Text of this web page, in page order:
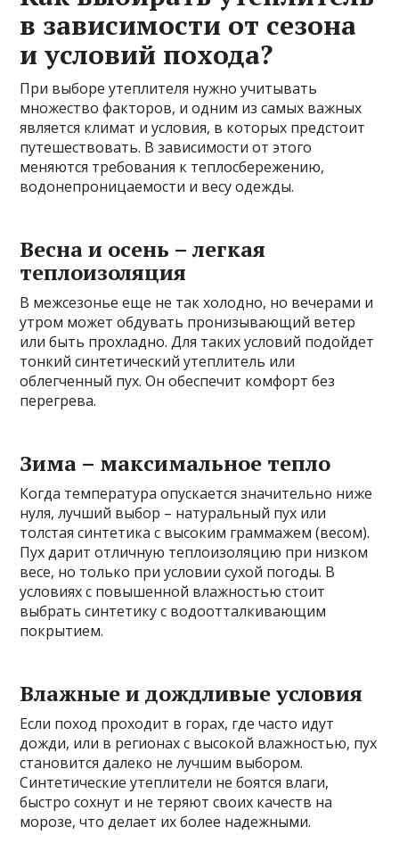
в зависимости от сезона
и условий похода?
При выборе утеплителя нужно учитывать
множество факторов, и одним из самых важных
является климат и условия, в которых предстоит
путешествовать. В зависимости от этого
меняются требования к теплосбережению,
водонепроницаемости и весу одежды.
Весна и осень – легкая
теплоизоляция
В межсезонье еще не так холодно, но вечерами и
утром может обдувать пронизывающий ветер
или быть прохладно. Для таких условий подойдет
тонкий синтетический утеплитель или
облегченный пух. Он обеспечит комфорт без
перегрева.
Зима – максимальное тепло
Когда температура опускается значительно ниже
нуля, лучший выбор – натуральный пух или
толстая синтетика с высоким граммажем (весом).
Пух дарит отличную теплоизоляцию при низком
весе, но только при условии сухой погоды. В
условиях с повышенной влажностью стоит
выбрать синтетику с водоотталкивающим
покрытием.
Влажные и дождливые условия
Если поход проходит в горах, где часто идут
дожди, или в регионах с высокой влажностью, пух
становится далеко не лучшим выбором.
Синтетические утеплители не боятся влаги,
быстро сохнут и не теряют своих качеств на
морозе, что делает их более надежными.